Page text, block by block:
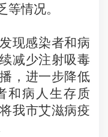
等情况。
现感染者和病
减少注射吸毒
，进一步降低
和病人生存质
我市艾滋病疫